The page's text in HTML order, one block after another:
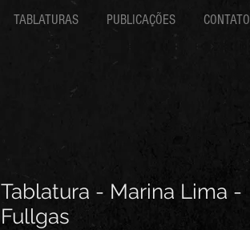
TABLATURAS PUBLICAÇÕES CONTATO
Tablatura - Marina Lima -
Fullgas